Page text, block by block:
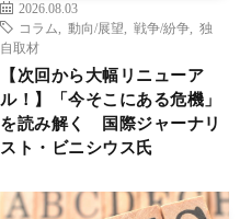
2026.08.03
コラム
動向/展望 戦争/紛争
独
自取材
【次回から大幅リニューア
ル！】「今そこにある危機」
を読み解く 国際ジャーナリ
スト・ビニシウス氏